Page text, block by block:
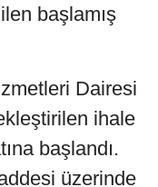
başlamış
Dairesi
ihale
başlandı.
üzerinde